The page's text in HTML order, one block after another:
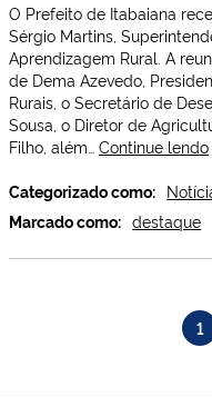
O Prefeito de Itabaiana
Sérgio Martins,
Aprendizagem Rural. A
de Dema Azevedo,
Rurais, o Secretário de
Sousa, o Diretor de
Filho, além… Continue lendo
Categorizado como:
Marcado como: destaque
1